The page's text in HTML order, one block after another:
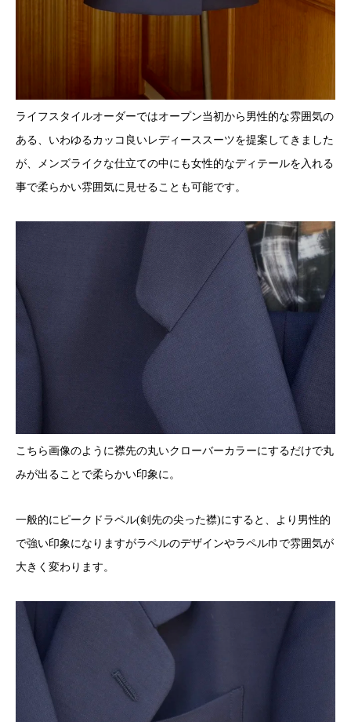
ライフスタイルオーダーではオープン当初から男性的な雰囲気の
ある、いわゆるカッコ良いレディーススーツを提案してきました
が、メンズライクな仕立ての中にも女性的なディテールを入れる
事で柔らかい雰囲気に見せることも可能です。
こちら画像のように襟先の丸いクローバーカラーにするだけで丸
みが出ることで柔らかい印象に。
一般的にピークドラペル(剣先の尖った襟)にすると、より男性的
で強い印象になりますがラペルのデザインやラペル巾で雰囲気が
大きく変わります。